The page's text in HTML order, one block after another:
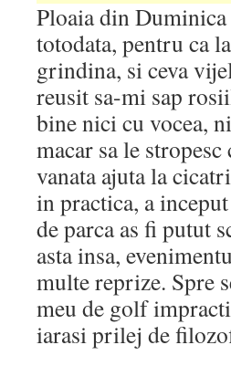
Ploaia din
totodata, pentru ca
grindina, si ceva
reusit sa-mi sap
bine nici cu vocea,
macar sa le
vanata ajuta la
in practica, a
de parca as fi putut
asta insa,
multe reprize. Spre
meu de golf
iarasi prilej de